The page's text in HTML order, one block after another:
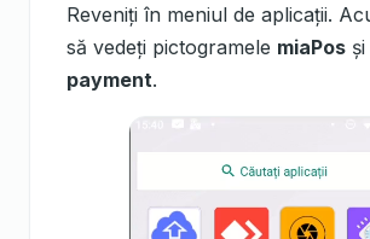
Reveniți în meniul de aplicații.
să vedeți pictogramele miaPos și
payment.